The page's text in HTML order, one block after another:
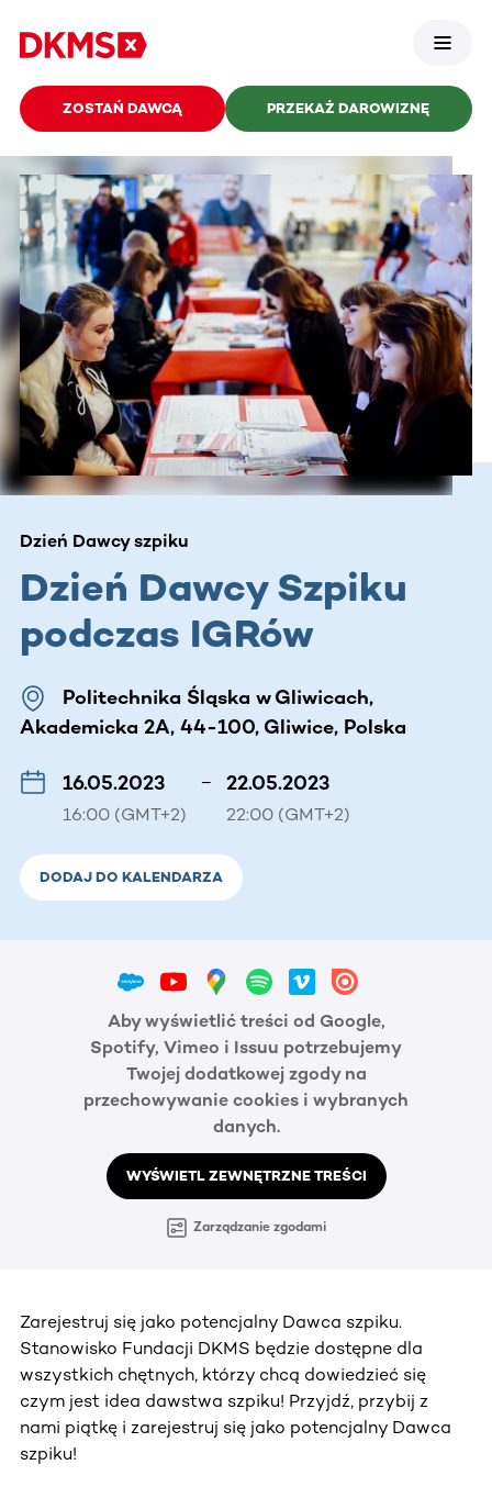
ZOSTAŃ DAWCĄ PRZEKAŻ DAROWIZNĘ
Dzień Dawcy szpiku
Dzień Dawcy Szpiku
podczas IGRów
Politechnika Śląska w Gliwicach,
Akademicka 2A, 44-100, Gliwice, Polska
16.05.2023
16:00 (GMT+2)
– 22.05.2023
22:00 (GMT+2)
DODAJ DO KALENDARZA
Aby wyświetlić treści od Google,
Spotify, Vimeo i Issuu potrzebujemy
Twojej dodatkowej zgody na
przechowywanie cookies i wybranych
danych.
WYŚWIETL ZEWNĘTRZNE TREŚCI
Zarządzanie zgodami
Zarejestruj się jako potencjalny Dawca szpiku.
Stanowisko Fundacji DKMS będzie dostępne dla
wszystkich chętnych, którzy chcą dowiedzieć się
czym jest idea dawstwa szpiku! Przyjdź, przybij z
nami piątkę i zarejestruj się jako potencjalny Dawca
szpiku!